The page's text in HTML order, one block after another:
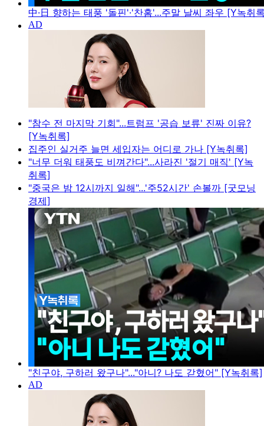
中·日 향하는 태풍 '돌핀'·'찬홈'...주말 날씨 좌우 [Y녹취
"참수 전 마지막 기회"...트럼프 '공습 보류' 진짜 이유?
[Y녹취록]
집주인 실거주 늘면 세입자는 어디로 가나 [Y녹취록]
"너무 더워 태풍도 비껴간다"...사라진 '절기 매직' [Y녹
취록]
"중국은 밤 12시까지 일해"...'주52시간' 손볼까 [굿모닝
경제]
"친구야, 구하러 왔구나"..."아니? 나도 갇혔어" [Y녹취록]